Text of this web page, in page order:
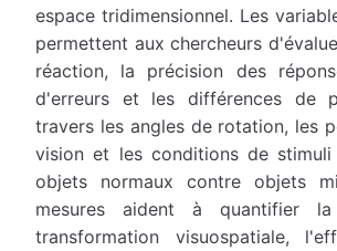
espace tridimensionnel. Les
permettent aux chercheurs
réaction, la précision des
d'erreurs et les différences de
travers les angles de rotation, les
vision et les conditions de stimuli
objets normaux contre objets
mesures aident à quantifier
transformation visuospatiale,